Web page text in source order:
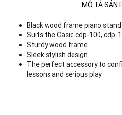
MÔ TẢ SẢN
Black wood frame piano stand
Suits the Casio cdp-100, cdp-
Sturdy wood frame
Sleek stylish design
The perfect accessory to
lessons and serious play